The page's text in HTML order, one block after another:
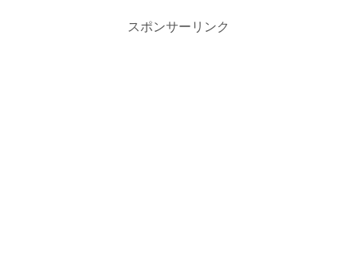
スポンサーリンク